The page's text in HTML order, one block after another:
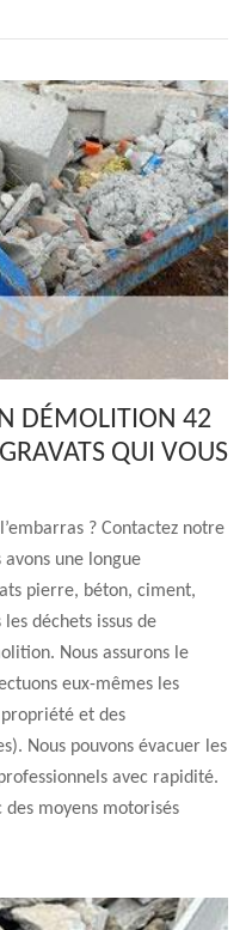
DÉMOLITION 42
QUI VOUS
? Contactez notre
une longue
pierre, béton, ciment,
déchets issus de
Nous assurons le
eux-mêmes les
et des
Nous pouvons évacuer les
avec rapidité.
moyens motorisés